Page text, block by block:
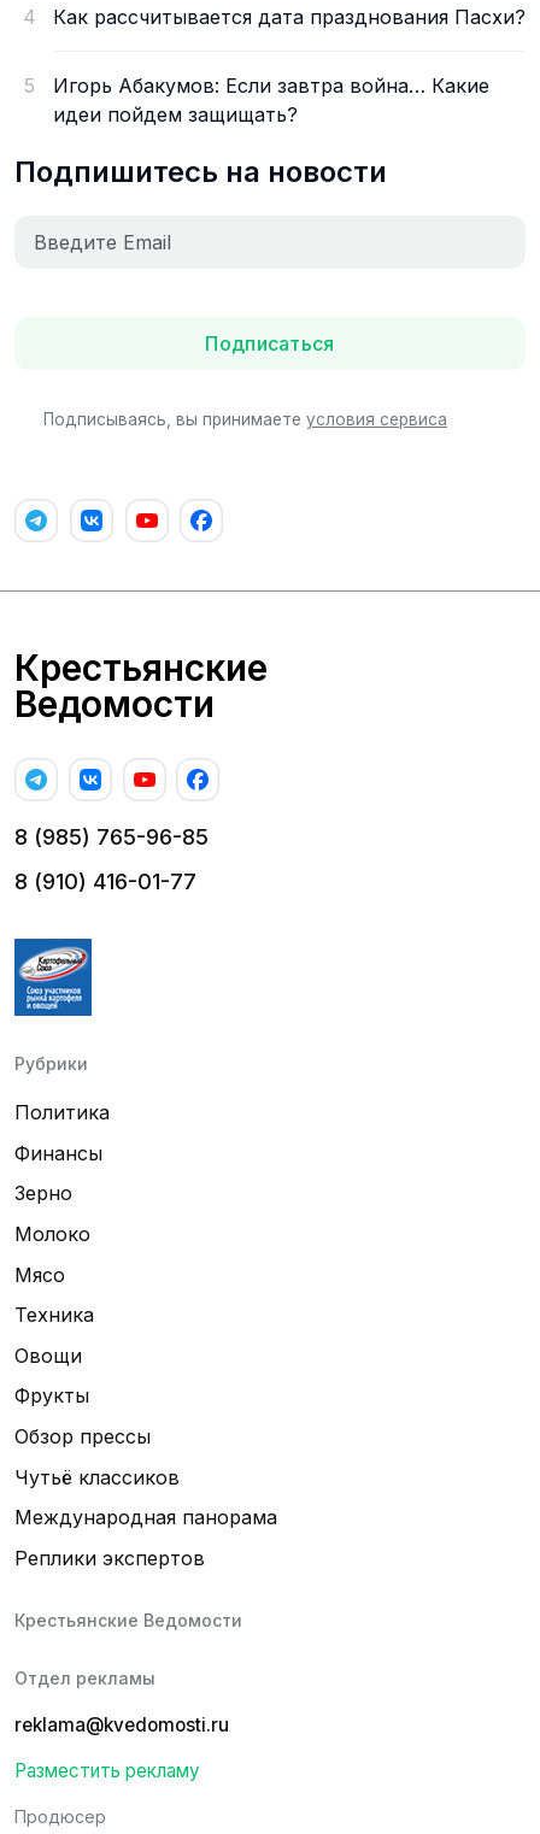
4 Как рассчитывается дата празднования Пасхи?
5
Игорь Абакумов: Если завтра война… Какие
идеи пойдем защищать?
Подпишитесь на новости
Подписаться
Подписываясь, вы принимаете условия сервиса
Крестьянские
Ведомости
8 (985) 765-96-85
8 (910) 416-01-77
Рубрики
Политика
Финансы
Зерно
Молоко
Мясо
Техника
Овощи
Фрукты
Обзор прессы
Чутьё классиков
Международная панорама
Реплики экспертов
Крестьянские Ведомости
Отдел рекламы
reklama@kvedomosti.ru
Разместить рекламу
Продюсер